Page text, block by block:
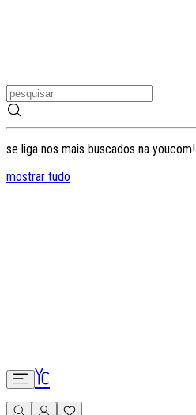
se liga nos mais buscados na youcom!
mostrar tudo